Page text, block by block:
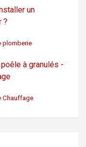
un
?
plomberie
à granulés -
Chauffage